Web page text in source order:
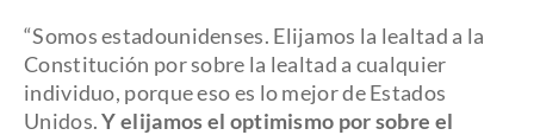
“Somos estadounidenses. Elijamos la lealtad a la
Constitución por sobre la lealtad a cualquier
individuo, porque eso es lo mejor de Estados
Unidos.Y elijamos el optimismo por sobre el